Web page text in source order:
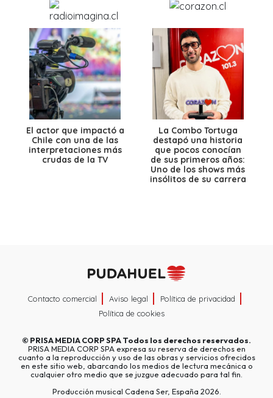
El actor que impactó a
Chile con una de las
interpretaciones más
crudas de la TV
La Combo Tortuga
destapó una historia
que pocos conocían
de sus primeros años:
Uno de los shows más
insólitos de su carrera
Contacto comercial Aviso legal
Política de privacidad
Política de cookies
© PRISA MEDIA CORP SPATodos los derechos reservados.
PRISA MEDIA CORP SPA expresa su reserva de derechos en
cuanto a la reproducción y uso de las obras y servicios ofrecidos
en este sitio web, abarcando los medios de lectura mecánica o
cualquier otro medio que se juzgue adecuado para tal fin.
Producción musical Cadena Ser, España 2026.